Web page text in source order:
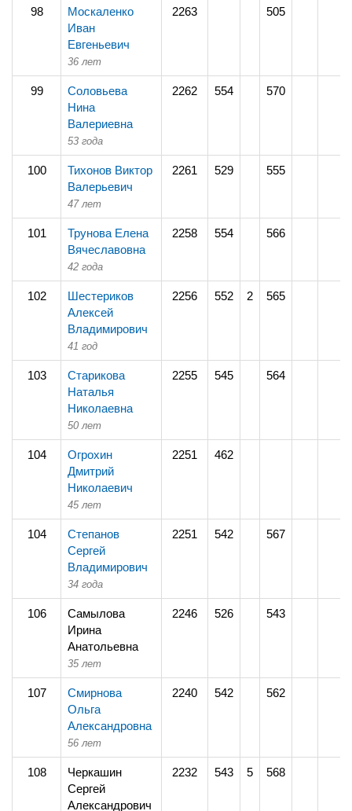
98
Москаленко
Иван
Евгеньевич
36 лет
2263 505
99
Соловьева
Нина
Валериевна
53 года
2262 554 570
100
Тихонов Виктор
Валерьевич
47 лет
2261 529 555
101
Трунова Елена
Вячеславовна
42 года
2258 554 566
102
Шестериков
Алексей
Владимирович
41 год
2256 552 2 565
103
Старикова
Наталья
Николаевна
50 лет
2255 545 564
104
Огрохин
Дмитрий
Николаевич
45 лет
2251 462
104
Степанов
Сергей
Владимирович
34 года
2251 542 567
106
Самылова
Ирина
Анатольевна
35 лет
2246 526 543
107
Смирнова
Ольга
Александровна
56 лет
2240 542 562
108
Черкашин
Сергей
Александрович
2232 543 5 568